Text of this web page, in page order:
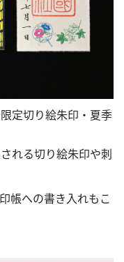
定切り絵朱印・夏季
れる切り絵朱印や刺
帳への書き入れもこ